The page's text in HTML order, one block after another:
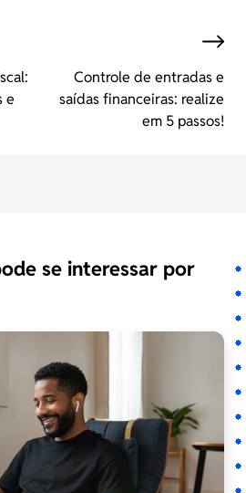
e
Controle de entradas e
saídas financeiras: realize
em 5 passos!
se interessar por